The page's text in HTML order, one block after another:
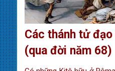
Các thánh tử
(qua đời năm 68)